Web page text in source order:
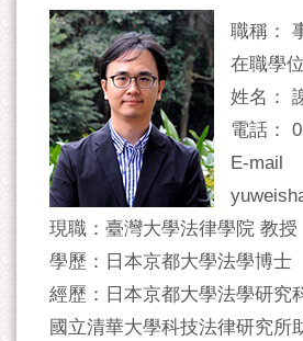
職稱：
在職學
姓名：
電話：
E-
現職：臺灣大學法律學院 教授
學歷：日本京都大學法學博士
經歷：日本京都大學法學研究
國立清華大學科技法律研究所